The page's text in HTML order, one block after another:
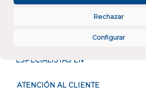
Configurar
Rechazar
ESPECIALISTAS EN
ATENCIÓN AL CLIENTE